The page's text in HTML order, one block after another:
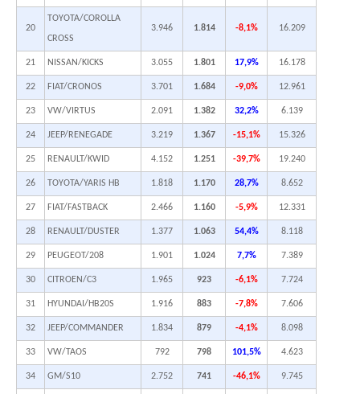
20
TOYOTA/COROLLA
CROSS
3.946 1.814 -8,1% 16.209
21 NISSAN/KICKS 3.055 1.801 17,9% 16.178
22 FIAT/CRONOS 3.701 1.684 -9,0% 12.961
23 VW/VIRTUS 2.091 1.382 32,2% 6.139
24 JEEP/RENEGADE 3.219 1.367 -15,1% 15.326
25 RENAULT/KWID 4.152 1.251 -39,7% 19.240
26 TOYOTA/YARIS HB 1.818 1.170 28,7% 8.652
27 FIAT/FASTBACK 2.466 1.160 -5,9% 12.331
28 RENAULT/DUSTER 1.377 1.063 54,4% 8.118
29 PEUGEOT/208 1.901 1.024 7,7% 7.389
30 CITROEN/C3 1.965 923 -6,1% 7.724
31 HYUNDAI/HB20S 1.916 883 -7,8% 7.606
32 JEEP/COMMANDER 1.834 879 -4,1% 8.098
33 VW/TAOS 792 798 101,5% 4.623
34 GM/S10 2.752 741 -46,1% 9.745